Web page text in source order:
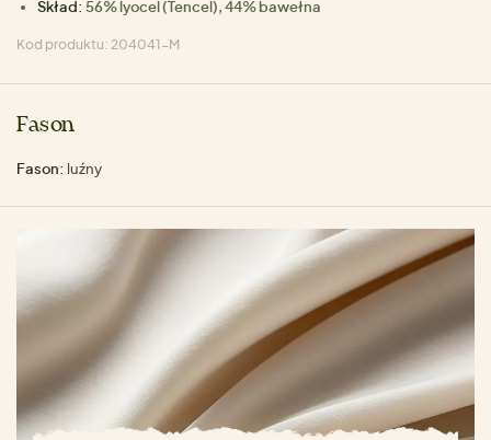
Skład: 56% lyocel (Tencel), 44% bawełna
Kod produktu: 204041-M
Fason
Fason: luźny